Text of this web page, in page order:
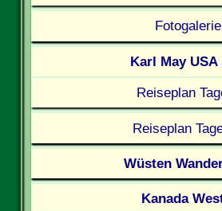
Karl May USA
Reiseplan
Reiseplan
Wüsten
Kanada